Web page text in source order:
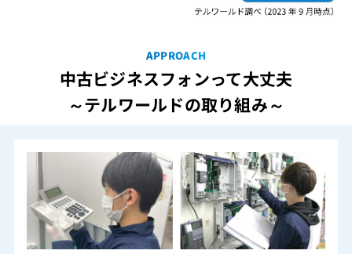
APPROACH
中古ビジネスフォンって大丈夫
～テルワールドの取り組み～